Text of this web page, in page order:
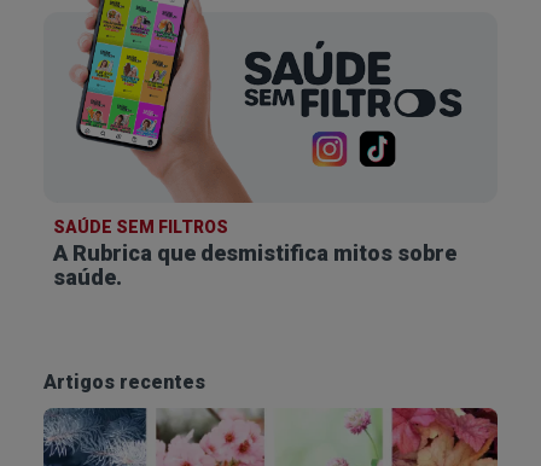
SAÚDE SEM FILTROS
A Rubrica que desmistifica mitos sobre
saúde.
Artigos recentes